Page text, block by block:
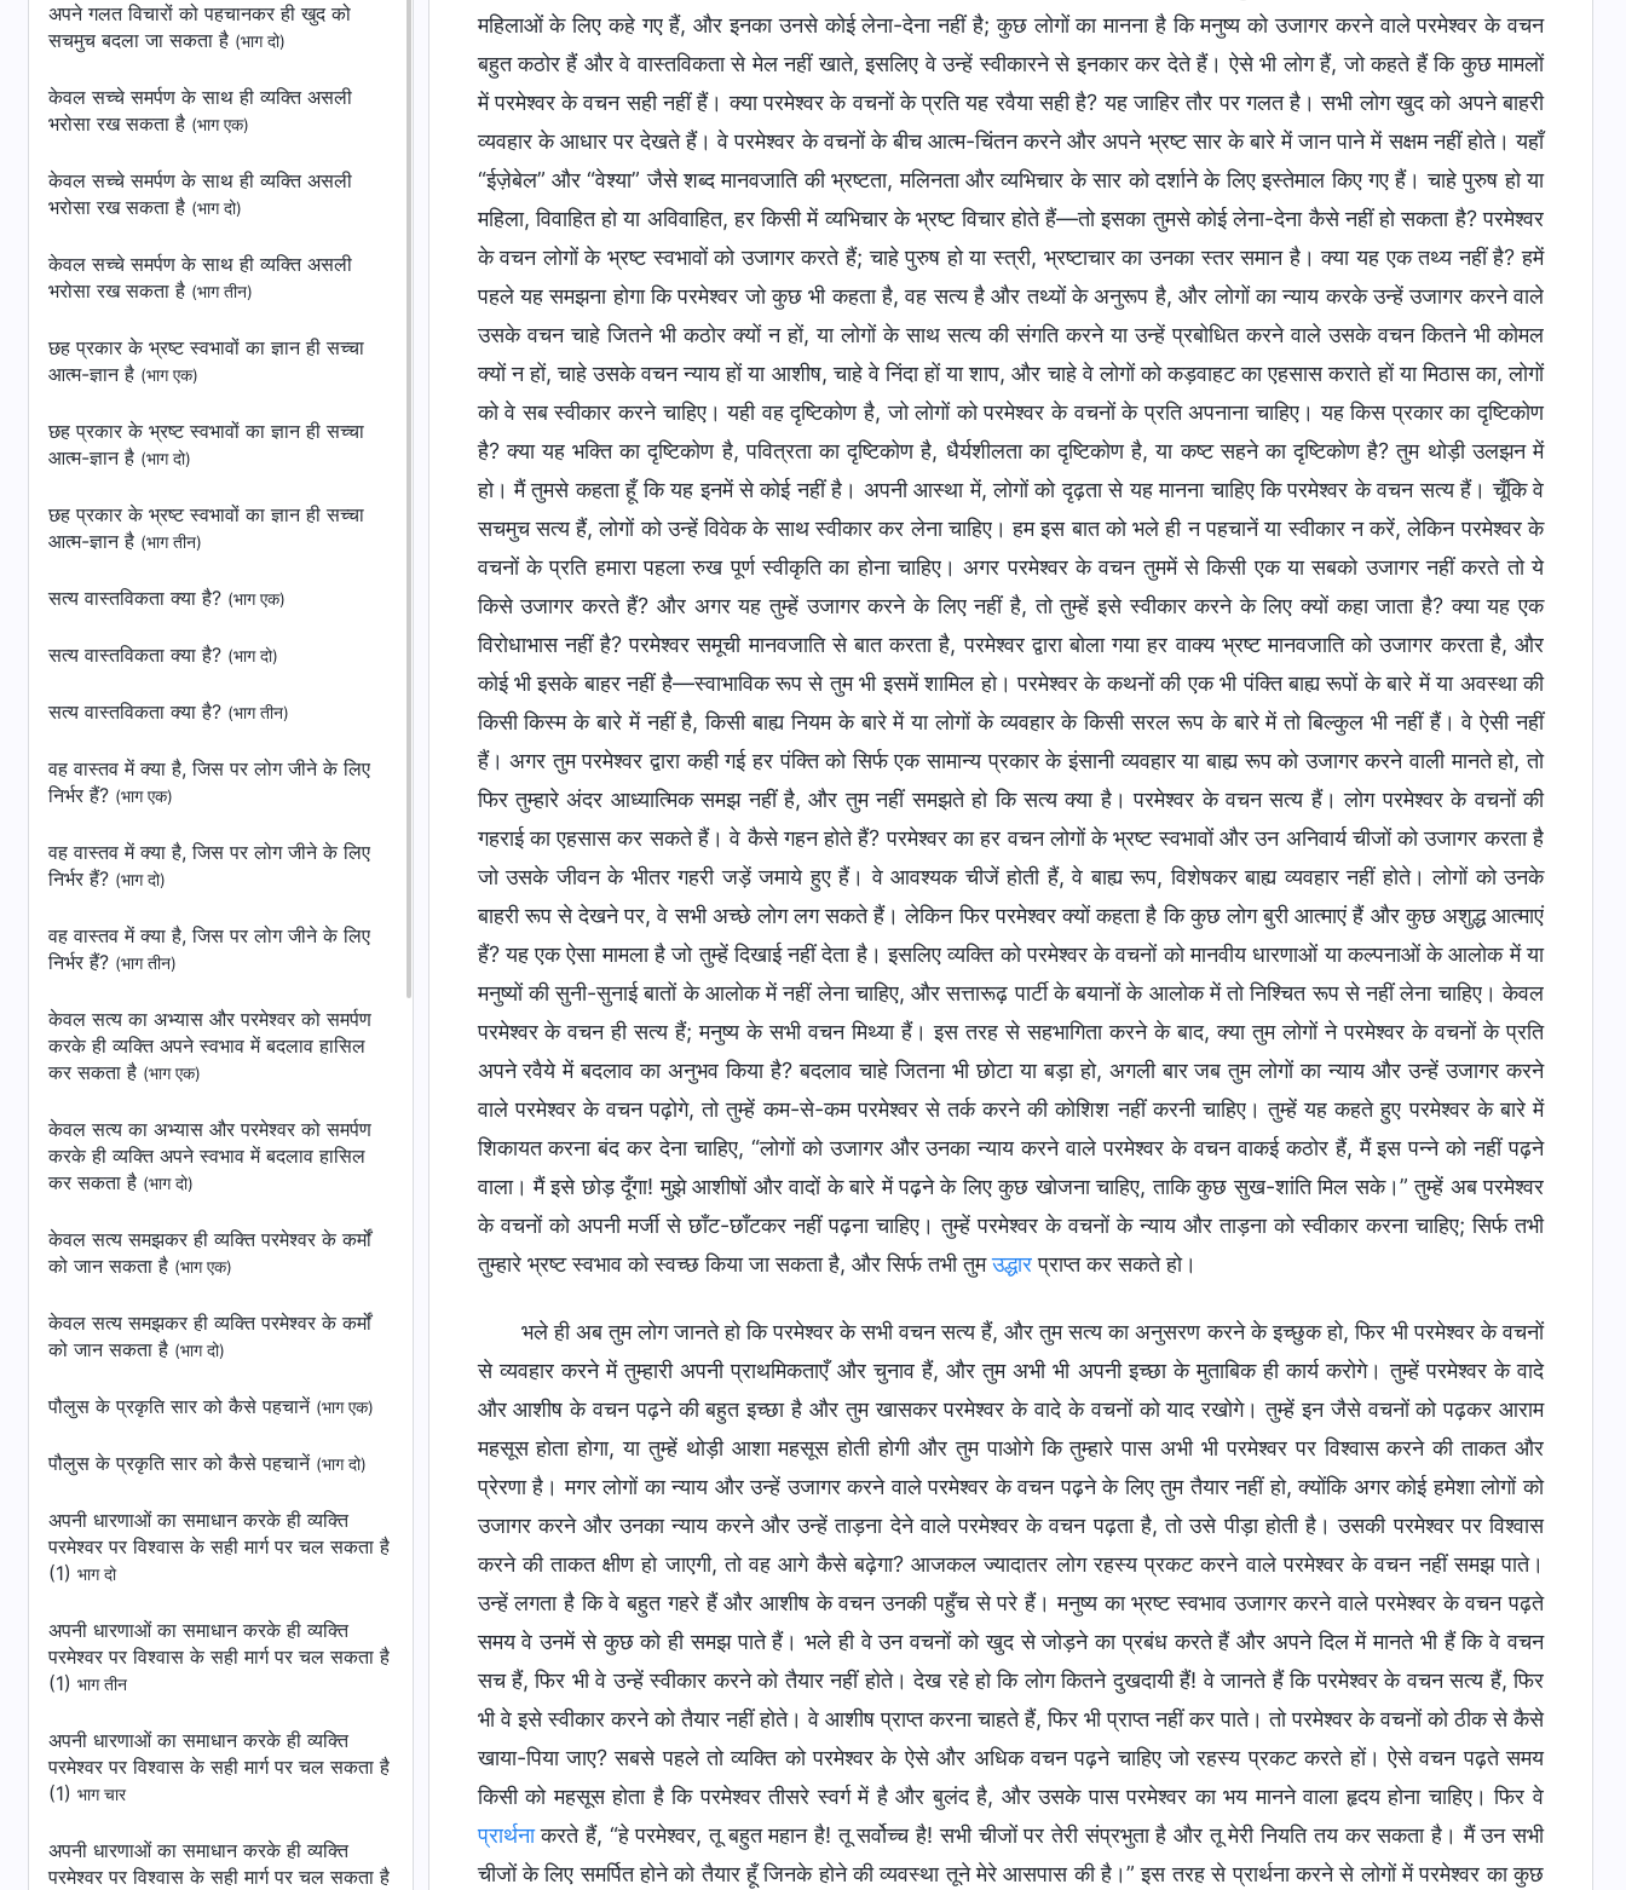
अपने गलत विचारों को पहचानकर ही खुद को
सचमुच बदला जा सकता है (भाग दो)
केवल सच्चे समर्पण के साथ ही व्यक्ति असली
भरोसा रख सकता है (भाग एक)
केवल सच्चे समर्पण के साथ ही व्यक्ति असली
भरोसा रख सकता है (भाग दो)
केवल सच्चे समर्पण के साथ ही व्यक्ति असली
भरोसा रख सकता है (भाग तीन)
छह प्रकार के भ्रष्ट स्वभावों का ज्ञान ही सच्चा
आत्म-ज्ञान है (भाग एक)
छह प्रकार के भ्रष्ट स्वभावों का ज्ञान ही सच्चा
आत्म-ज्ञान है (भाग दो)
छह प्रकार के भ्रष्ट स्वभावों का ज्ञान ही सच्चा
आत्म-ज्ञान है (भाग तीन)
सत्य वास्तविकता क्या है? (भाग एक)
सत्य वास्तविकता क्या है? (भाग दो)
सत्य वास्तविकता क्या है? (भाग तीन)
वह वास्तव में क्या है, जिस पर लोग जीने के लिए
निर्भर हैं? (भाग एक)
वह वास्तव में क्या है, जिस पर लोग जीने के लिए
निर्भर हैं? (भाग दो)
वह वास्तव में क्या है, जिस पर लोग जीने के लिए
निर्भर हैं? (भाग तीन)
केवल सत्य का अभ्यास और परमेश्वर को समर्पण
करके ही व्यक्ति अपने स्वभाव में बदलाव हासिल
कर सकता है (भाग एक)
केवल सत्य का अभ्यास और परमेश्वर को समर्पण
करके ही व्यक्ति अपने स्वभाव में बदलाव हासिल
कर सकता है (भाग दो)
केवल सत्य समझकर ही व्यक्ति परमेश्वर के कर्मों
को जान सकता है (भाग एक)
केवल सत्य समझकर ही व्यक्ति परमेश्वर के कर्मों
को जान सकता है (भाग दो)
पौलुस के प्रकृति सार को कैसे पहचानें (भाग एक)
पौलुस के प्रकृति सार को कैसे पहचानें (भाग दो)
अपनी धारणाओं का समाधान करके ही व्यक्ति
परमेश्वर पर विश्वास के सही मार्ग पर चल सकता है
(1) भाग दो
अपनी धारणाओं का समाधान करके ही व्यक्ति
परमेश्वर पर विश्वास के सही मार्ग पर चल सकता है
(1) भाग तीन
अपनी धारणाओं का समाधान करके ही व्यक्ति
परमेश्वर पर विश्वास के सही मार्ग पर चल सकता है
(1) भाग चार
अपनी धारणाओं का समाधान करके ही व्यक्ति
परमेश्वर पर विश्वास के सही मार्ग पर चल सकता है
महिलाओं के लिए कहे गए हैं, और इनका उनसे कोई लेना-देना नहीं है; कुछ लोगों का मानना है कि मनुष्य को उजागर करने वाले परमेश्वर के वचन
बहुत कठोर हैं और वे वास्तविकता से मेल नहीं खाते, इसलिए वे उन्हें स्वीकारने से इनकार कर देते हैं। ऐसे भी लोग हैं, जो कहते हैं कि कुछ मामलों
में परमेश्वर के वचन सही नहीं हैं। क्या परमेश्वर के वचनों के प्रति यह रवैया सही है? यह जाहिर तौर पर गलत है। सभी लोग खुद को अपने बाहरी
व्यवहार के आधार पर देखते हैं। वे परमेश्वर के वचनों के बीच आत्म-चिंतन करने और अपने भ्रष्ट सार के बारे में जान पाने में सक्षम नहीं होते। यहाँ
“ईज़ेबेल” और “वेश्या” जैसे शब्द मानवजाति की भ्रष्टता, मलिनता और व्यभिचार के सार को दर्शाने के लिए इस्तेमाल किए गए हैं। चाहे पुरुष हो या
महिला, विवाहित हो या अविवाहित, हर किसी में व्यभिचार के भ्रष्ट विचार होते हैं—तो इसका तुमसे कोई लेना-देना कैसे नहीं हो सकता है? परमेश्वर
के वचन लोगों के भ्रष्ट स्वभावों को उजागर करते हैं; चाहे पुरुष हो या स्त्री, भ्रष्टाचार का उनका स्तर समान है। क्या यह एक तथ्य नहीं है? हमें
पहले यह समझना होगा कि परमेश्वर जो कुछ भी कहता है, वह सत्य है और तथ्यों के अनुरूप है, और लोगों का न्याय करके उन्हें उजागर करने वाले
उसके वचन चाहे जितने भी कठोर क्यों न हों, या लोगों के साथ सत्य की संगति करने या उन्हें प्रबोधित करने वाले उसके वचन कितने भी कोमल
क्यों न हों, चाहे उसके वचन न्याय हों या आशीष, चाहे वे निंदा हों या शाप, और चाहे वे लोगों को कड़वाहट का एहसास कराते हों या मिठास का, लोगों
को वे सब स्वीकार करने चाहिए। यही वह दृष्टिकोण है, जो लोगों को परमेश्वर के वचनों के प्रति अपनाना चाहिए। यह किस प्रकार का दृष्टिकोण
है? क्‍या यह भक्ति का दृष्टिकोण है, पवित्रता का दृष्टिकोण है, धैर्यशीलता का दृष्टिकोण है, या कष्‍ट सहने का दृष्टिकोण है? तुम थोड़ी उलझन में
हो। मैं तुमसे कहता हूँ कि यह इनमें से कोई नहीं है। अपनी आस्‍था में, लोगों को दृढ़ता से यह मानना चाहिए कि परमेश्वर के वचन सत्य हैं। चूँकि वे
सचमुच सत्य हैं, लोगों को उन्हें विवेक के साथ स्वीकार कर लेना चाहिए। हम इस बात को भले ही न पहचानें या स्वीकार न करें, लेकिन परमेश्वर के
वचनों के प्रति हमारा पहला रुख पूर्ण स्वीकृति का होना चाहिए। अगर परमेश्वर के वचन तुममें से किसी एक या सबको उजागर नहीं करते तो ये
किसे उजागर करते हैं? और अगर यह तुम्हें उजागर करने के लिए नहीं है, तो तुम्हें इसे स्वीकार करने के लिए क्यों कहा जाता है? क्या यह एक
विरोधाभास नहीं है? परमेश्वर समूची मानवजाति से बात करता है, परमेश्वर द्वारा बोला गया हर वाक्य भ्रष्ट मानवजाति को उजागर करता है, और
कोई भी इसके बाहर नहीं है—स्वाभाविक रूप से तुम भी इसमें शामिल हो। परमेश्वर के कथनों की एक भी पंक्ति बाह्य रूपों के बारे में या अवस्था की
किसी किस्म के बारे में नहीं है, किसी बाह्य नियम के बारे में या लोगों के व्यवहार के किसी सरल रूप के बारे में तो बिल्कुल भी नहीं हैं। वे ऐसी नहीं
हैं। अगर तुम परमेश्वर द्वारा कही गई हर पंक्ति को सिर्फ एक सामान्य प्रकार के इंसानी व्यवहार या बाह्य रूप को उजागर करने वाली मानते हो, तो
फिर तुम्हारे अंदर आध्यात्मिक समझ नहीं है, और तुम नहीं समझते हो कि सत्य क्या है। परमेश्वर के वचन सत्य हैं। लोग परमेश्वर के वचनों की
गहराई का एहसास कर सकते हैं। वे कैसे गहन होते हैं? परमेश्वर का हर वचन लोगों के भ्रष्ट स्वभावों और उन अनिवार्य चीजों को उजागर करता है
जो उसके जीवन के भीतर गहरी जड़ें जमाये हुए हैं। वे आवश्यक चीजें होती हैं, वे बाह्य रूप, विशेषकर बाह्य व्यवहार नहीं होते। लोगों को उनके
बाहरी रूप से देखने पर, वे सभी अच्छे लोग लग सकते हैं। लेकिन फिर परमेश्वर क्यों कहता है कि कुछ लोग बुरी आत्माएं हैं और कुछ अशुद्ध आत्माएं
हैं? यह एक ऐसा मामला है जो तुम्हें दिखाई नहीं देता है। इसलिए व्यक्ति को परमेश्वर के वचनों को मानवीय धारणाओं या कल्पनाओं के आलोक में या
मनुष्यों की सुनी-सुनाई बातों के आलोक में नहीं लेना चाहिए, और सत्तारूढ़ पार्टी के बयानों के आलोक में तो निश्चित रूप से नहीं लेना चाहिए। केवल
परमेश्वर के वचन ही सत्य हैं; मनुष्य के सभी वचन मिथ्या हैं। इस तरह से सहभागिता करने के बाद, क्या तुम लोगों ने परमेश्वर के वचनों के प्रति
अपने रवैये में बदलाव का अनुभव किया है? बदलाव चाहे जितना भी छोटा या बड़ा हो, अगली बार जब तुम लोगों का न्याय और उन्हें उजागर करने
वाले परमेश्वर के वचन पढ़ोगे, तो तुम्हें कम-से-कम परमेश्वर से तर्क करने की कोशिश नहीं करनी चाहिए। तुम्हें यह कहते हुए परमेश्वर के बारे में
शिकायत करना बंद कर देना चाहिए, “लोगों को उजागर और उनका न्याय करने वाले परमेश्वर के वचन वाकई कठोर हैं, मैं इस पन्ने को नहीं पढ़ने
वाला। मैं इसे छोड़ दूँगा! मुझे आशीषों और वादों के बारे में पढ़ने के लिए कुछ खोजना चाहिए, ताकि कुछ सुख-शांति मिल सके।” तुम्हें अब परमेश्वर
के वचनों को अपनी मर्जी से छाँट-छाँटकर नहीं पढ़ना चाहिए। तुम्हें परमेश्वर के वचनों के न्याय और ताड़ना को स्वीकार करना चाहिए; सिर्फ तभी
तुम्हारे भ्रष्ट स्वभाव को स्वच्छ किया जा सकता है, और सिर्फ तभी तुमउद्धारप्राप्त कर सकते हो।
भले ही अब तुम लोग जानते हो कि परमेश्वर के सभी वचन सत्य हैं, और तुम सत्य का अनुसरण करने के इच्छुक हो, फिर भी परमेश्वर के वचनों
से व्यवहार करने में तुम्हारी अपनी प्राथमिकताएँ और चुनाव हैं, और तुम अभी भी अपनी इच्छा के मुताबिक ही कार्य करोगे। तुम्हें परमेश्वर के वादे
और आशीष के वचन पढ़ने की बहुत इच्छा है और तुम खासकर परमेश्वर के वादे के वचनों को याद रखोगे। तुम्हें इन जैसे वचनों को पढ़कर आराम
महसूस होता होगा, या तुम्हें थोड़ी आशा महसूस होती होगी और तुम पाओगे कि तुम्हारे पास अभी भी परमेश्वर पर विश्वास करने की ताकत और
प्रेरणा है। मगर लोगों का न्याय और उन्हें उजागर करने वाले परमेश्वर के वचन पढ़ने के लिए तुम तैयार नहीं हो, क्योंकि अगर कोई हमेशा लोगों को
उजागर करने और उनका न्याय करने और उन्हें ताड़ना देने वाले परमेश्वर के वचन पढ़ता है, तो उसे पीड़ा होती है। उसकी परमेश्वर पर विश्वास
करने की ताकत क्षीण हो जाएगी, तो वह आगे कैसे बढ़ेगा? आजकल ज्यादातर लोग रहस्य प्रकट करने वाले परमेश्वर के वचन नहीं समझ पाते।
उन्हें लगता है कि वे बहुत गहरे हैं और आशीष के वचन उनकी पहुँच से परे हैं। मनुष्य का भ्रष्ट स्वभाव उजागर करने वाले परमेश्वर के वचन पढ़ते
समय वे उनमें से कुछ को ही समझ पाते हैं। भले ही वे उन वचनों को खुद से जोड़ने का प्रबंध करते हैं और अपने दिल में मानते भी हैं कि वे वचन
सच हैं, फिर भी वे उन्हें स्वीकार करने को तैयार नहीं होते। देख रहे हो कि लोग कितने दुखदायी हैं! वे जानते हैं कि परमेश्वर के वचन सत्य हैं, फिर
भी वे इसे स्वीकार करने को तैयार नहीं होते। वे आशीष प्राप्त करना चाहते हैं, फिर भी प्राप्त नहीं कर पाते। तो परमेश्वर के वचनों को ठीक से कैसे
खाया-पिया जाए? सबसे पहले तो व्यक्ति को परमेश्वर के ऐसे और अधिक वचन पढ़ने चाहिए जो रहस्य प्रकट करते हों। ऐसे वचन पढ़ते समय
किसी को महसूस होता है कि परमेश्वर तीसरे स्वर्ग में है और बुलंद है, और उसके पास परमेश्वर का भय मानने वाला हृदय होना चाहिए। फिर वे
प्रार्थनाकरते हैं, “हे परमेश्वर, तू बहुत महान है! तू सर्वोच्च है! सभी चीजों पर तेरी संप्रभुता है और तू मेरी नियति तय कर सकता है। मैं उन सभी
चीजों के लिए समर्पित होने को तैयार हूँ जिनके होने की व्यवस्था तूने मेरे आसपास की है।” इस तरह से प्रार्थना करने से लोगों में परमेश्वर का कुछ